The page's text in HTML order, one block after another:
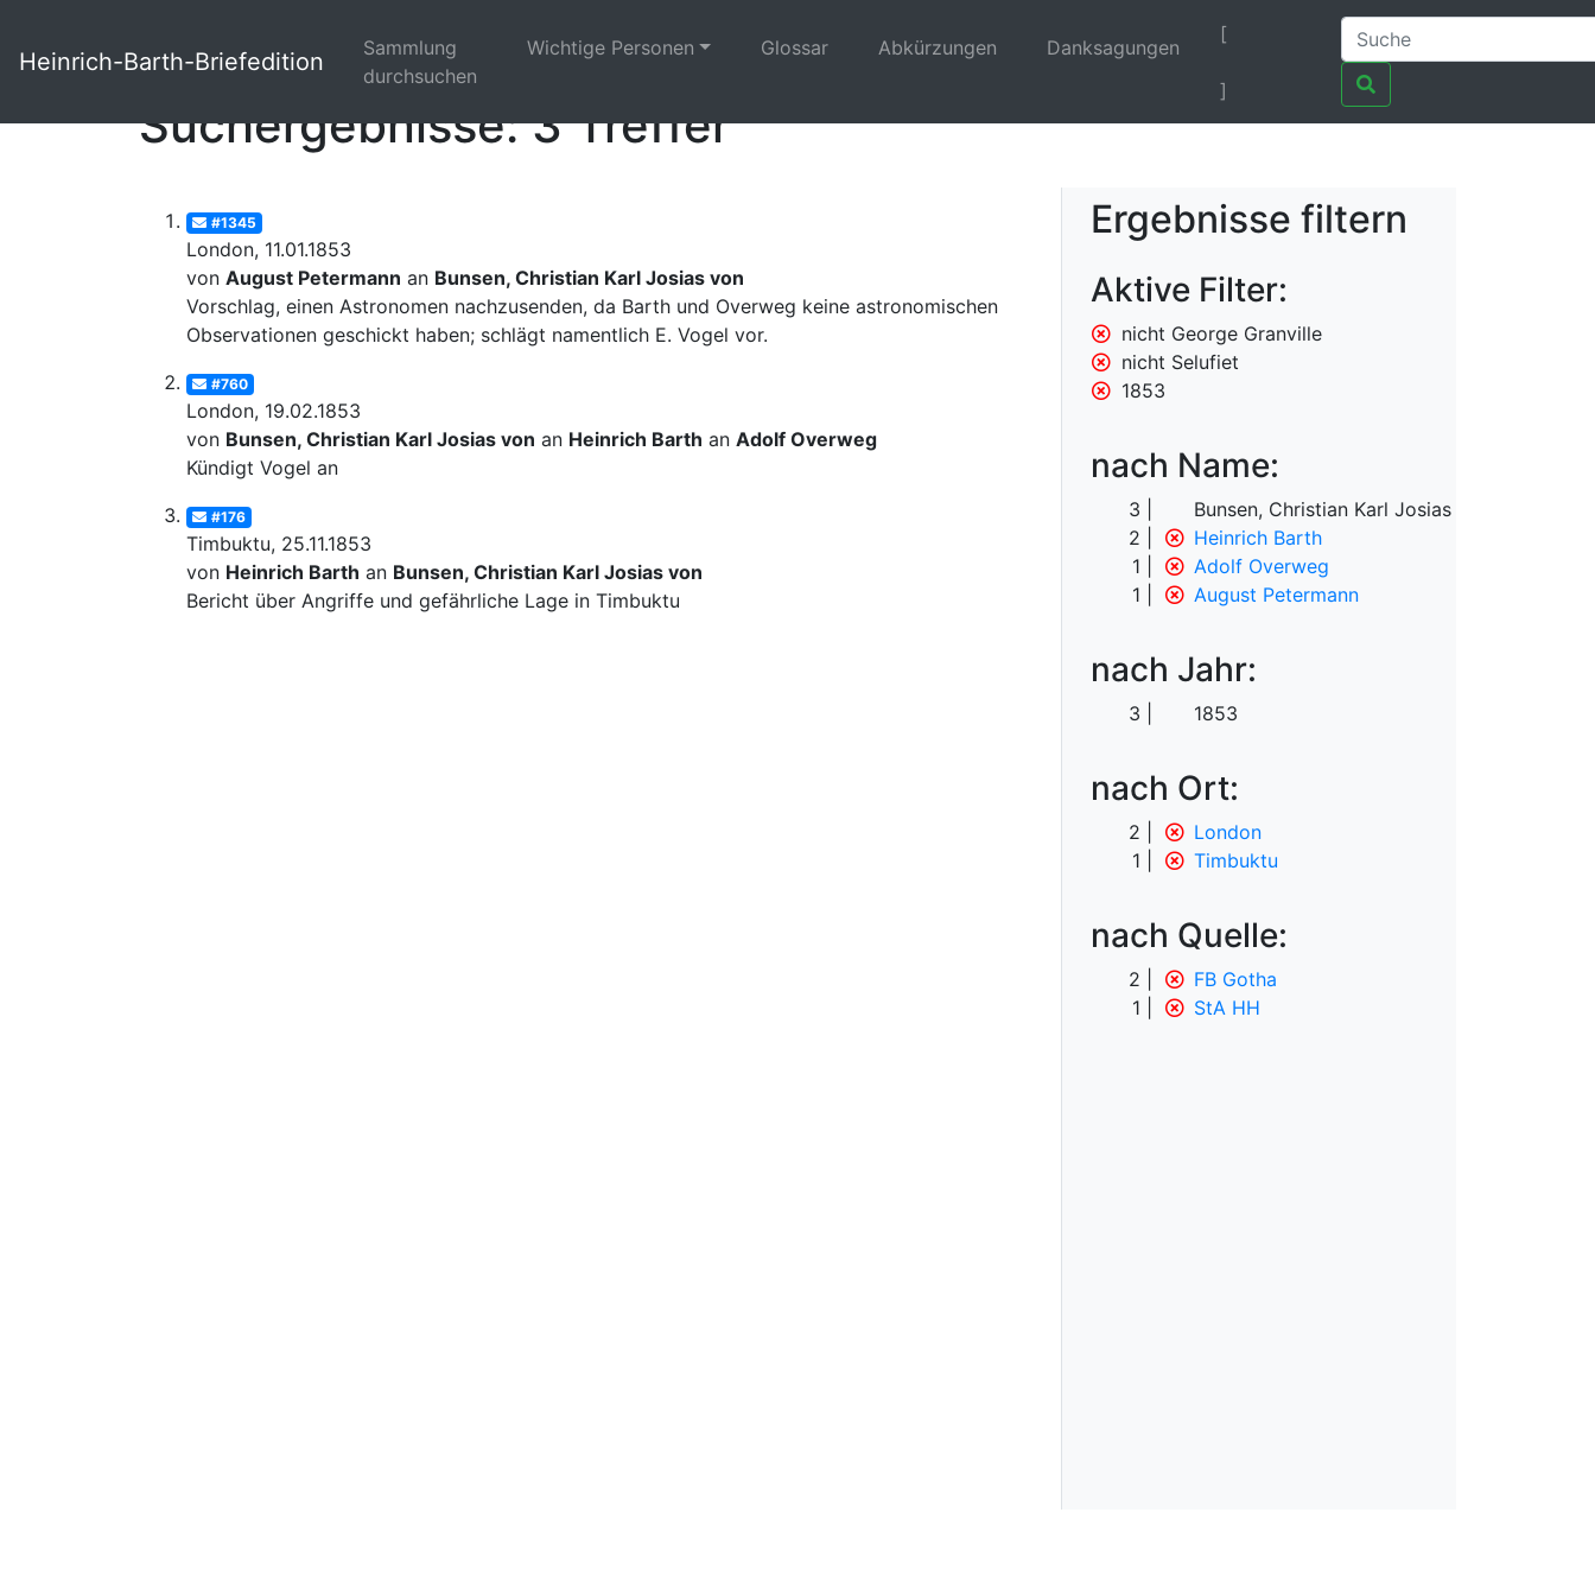
Heinrich-Barth-Briefedition
Sammlung
durchsuchen
Wichtige Personen Glossar Abkürzungen Danksagungen
[
]
Suchergebnisse: 3 Treffer
#1345
London, 11.01.1853
von August Petermann an Bunsen, Christian Karl Josias von
Vorschlag, einen Astronomen nachzusenden, da Barth und Overweg keine astronomischen
Observationen geschickt haben; schlägt namentlich E. Vogel vor.
#760
London, 19.02.1853
von Bunsen, Christian Karl Josias von an Heinrich Barth an Adolf Overweg
Kündigt Vogel an
#176
Timbuktu, 25.11.1853
von Heinrich Barth an Bunsen, Christian Karl Josias von
Bericht über Angriffe und gefährliche Lage in Timbuktu
Ergebnisse filtern
Aktive Filter:
nicht George Granville
nicht Selufiet
1853
nach Name:
3
Bunsen, Christian Karl Josias von
2
Heinrich Barth
1
Adolf Overweg
1
August Petermann
nach Jahr:
3 1853
nach Ort:
2
London
1
Timbuktu
nach Quelle:
2
FB Gotha
1
StA HH